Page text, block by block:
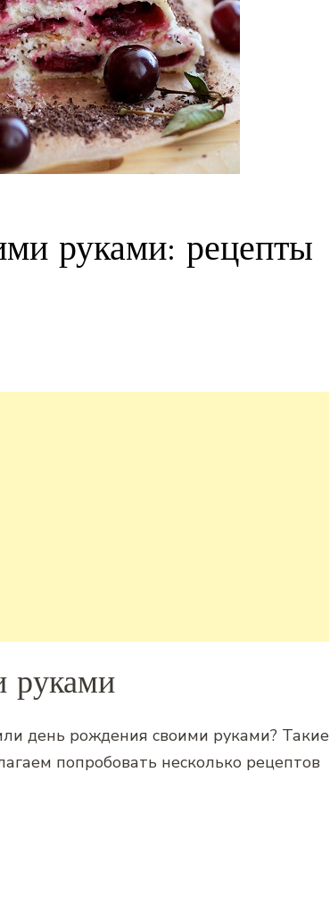
руками: рецепты
руками
день рождения своими руками? Такие
попробовать несколько рецептов